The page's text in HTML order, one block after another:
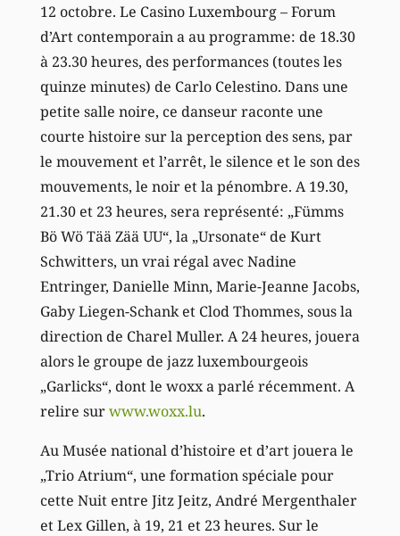
12 octobre. Le Casino Luxembourg – Forum
d’Art contemporain a au programme: de 18.30
à 23.30 heures, des performances (toutes les
quinze minutes) de Carlo Celestino. Dans une
petite salle noire, ce danseur raconte une
courte histoire sur la perception des sens, par
le mouvement et l’arrêt, le silence et le son des
mouvements, le noir et la pénombre. A 19.30,
21.30 et 23 heures, sera représenté: „Fümms
Bö Wö Tää Zää UU“, la „Ursonate“ de Kurt
Schwitters, un vrai régal avec Nadine
Entringer, Danielle Minn, Marie-Jeanne Jacobs,
Gaby Liegen-Schank et Clod Thommes, sous la
direction de Charel Muller. A 24 heures, jouera
alors le groupe de jazz luxembourgeois
„Garlicks“, dont le woxx a parlé récemment. A
relire surwww.woxx.lu.
Au Musée national d’histoire et d’art jouera le
„Trio Atrium“, une formation spéciale pour
cette Nuit entre Jitz Jeitz, André Mergenthaler
et Lex Gillen, à 19, 21 et 23 heures. Sur le